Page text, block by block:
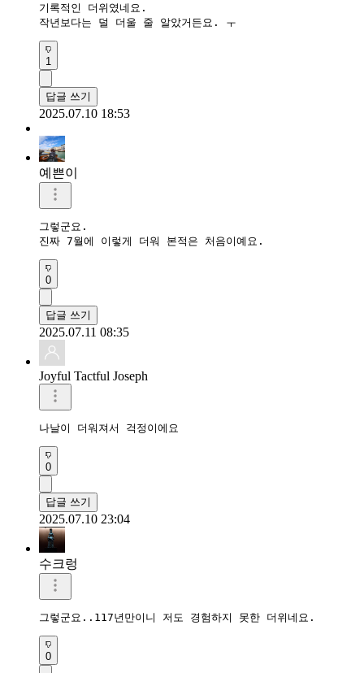
기록적인 더위였네요.
작년보다는 덜 더울 줄 알았거든요. ㅜ
1
답글 쓰기
2025.07.10 18:53
예쁜이
그렇군요.
진짜 7월에 이렇게 더워 본적은 처음이예요.
0
답글 쓰기
2025.07.11 08:35
Joyful Tactful Joseph
나날이 더워져서 걱정이에요
0
답글 쓰기
2025.07.10 23:04
수크렁
그렇군요..117년만이니 저도 경험하지 못한 더위네요.
0